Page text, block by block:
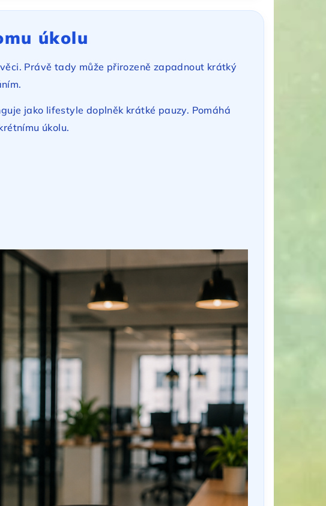
úkolu
Právě tady může přirozeně zapadnout krátký
jako lifestyle doplněk krátké pauzy. Pomáhá
úkolu.